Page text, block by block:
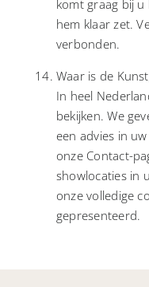
komt graag bij u
hem klaar zet.
verbonden.
Waar is de
In heel
bekijken. We
een advies in
onze Contact-
showlocaties in
onze volledige
gepresenteerd.